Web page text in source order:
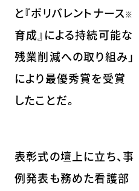
と『ポリバレントナース※
育成』による持続可能な
残業削減への取り組み」
により最優秀賞を受賞
したことだ。
表彰式の壇上に立ち、事
例発表も務めた看護部